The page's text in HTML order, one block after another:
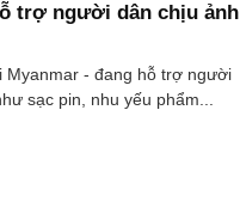
trợ người dân chịu ảnh
Myanmar - đang hỗ trợ người
sạc pin, nhu yếu phẩm...